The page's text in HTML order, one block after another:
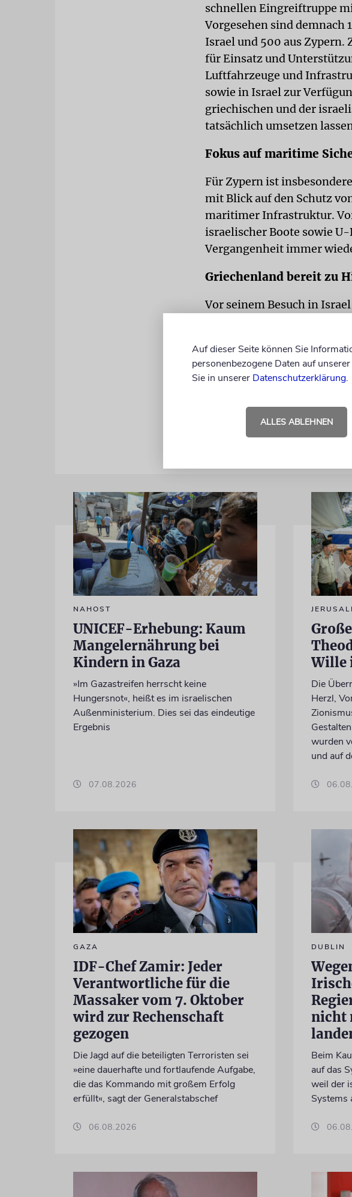
schnellen Eingreiftruppe
Vorgesehen sind demnach
Israel und 500 aus
für Einsatz und
Luftfahrzeuge und
sowie in Israel zur
griechischen und der
tatsächlich umsetzen
Fokus auf maritime
Für Zypern ist
mit Blick auf den Schutz
maritimer Infrastruktur.
israelischer Boote sowie
Vergangenheit immer
Griechenland bereit zu
Vor seinem Besuch in
Nahostkonflikts nur auf
werden kann. Zudem prüft
dort eingesetzt werden soll.
NAHOST
UNICEF-Erhebung: Kaum
Mangelernährung bei
Kindern in Gaza
»Im Gazastreifen herrscht keine
Hungersnot«, heißt es im israelischen
Außenministerium. Dies sei das eindeutige
Ergebnis
07.08.2026
Wille
Die
Herzl,
wurden
und auf
GAZA
IDF-Chef Zamir: Jeder
Verantwortliche für die
Massaker vom 7. Oktober
wird zur Rechenschaft
gezogen
Die Jagd auf die beteiligten Terroristen sei
»eine dauerhafte und fortlaufende Aufgabe,
die das Kommando mit großem Erfolg
erfüllt«, sagt der Generalstabschef
06.08.2026
DUBLIN
nicht
Beim
auf das
weil der
Systems
Auf dieser Seite können Sie
personenbezogene Daten auf
Sie in unserer Datenschutzerklärung.
ALLES ABLEHNEN